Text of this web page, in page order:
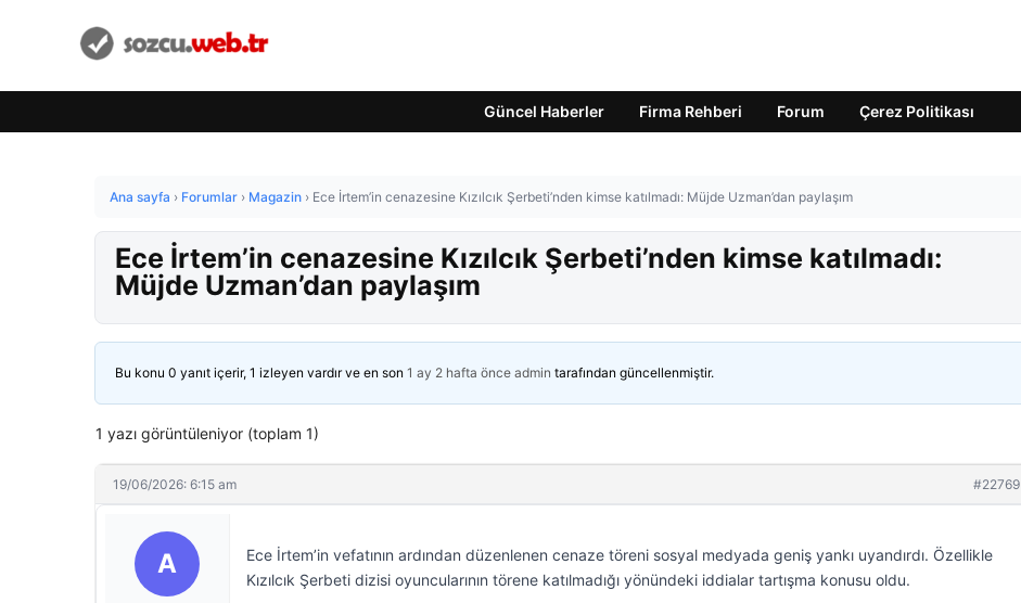
Güncel Haberler Firma Rehberi Forum Çerez Politikası
Ana sayfa › Forumlar › Magazin › Ece İrtem’in cenazesine Kızılcık Şerbeti’nden kimse katılmadı: Müjde Uzman’dan paylaşım
Ece İrtem’in cenazesine Kızılcık Şerbeti’nden kimse katılmadı:
Müjde Uzman’dan paylaşım
Bu konu 0 yanıt içerir, 1 izleyen vardır ve en son 1 ay 2 hafta önce admin tarafından güncellenmiştir.
1 yazı görüntüleniyor (toplam 1)
19/06/2026: 6:15 am #22769
A
Ece İrtem’in vefatının ardından düzenlenen cenaze töreni sosyal medyada geniş yankı uyandırdı. Özellikle
Kızılcık Şerbeti dizisi oyuncularının törene katılmadığı yönündeki iddialar tartışma konusu oldu.